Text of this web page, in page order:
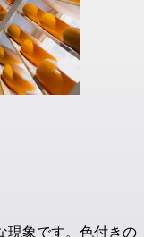
現象です。色付きの